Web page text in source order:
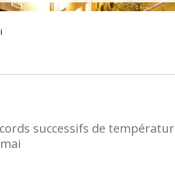
successifs de